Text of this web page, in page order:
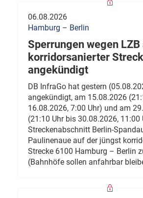
06.08.2026
Hamburg – Berlin
Sperrungen wegen LZB
korridorsanierter
angekündigt
DB InfraGo hat gestern
angekündigt, am 15.08.2026
16.08.2026, 7:00 Uhr) und am
(21:10 Uhr bis 30.08.2026, 11:00
Streckenabschnitt Berlin-
Paulinenaue auf der jüngst
Strecke 6100 Hamburg – Berlin
(Bahnhöfe sollen anfahrbar